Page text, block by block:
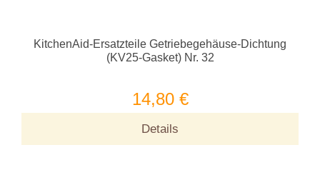
KitchenAid-Ersatzteile Getriebegehäuse-Dichtung
(KV25-Gasket) Nr. 32
14,80 €
Details